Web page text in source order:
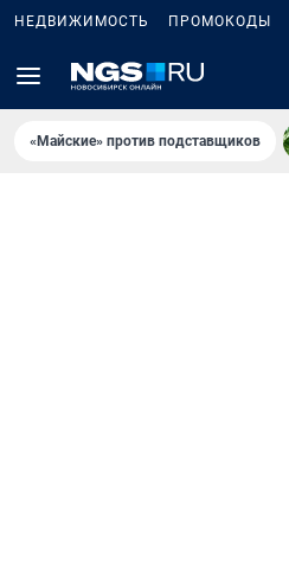
НЕДВИЖИМОСТЬ ПРОМОКОДЫ
«Майские» против подставщиков